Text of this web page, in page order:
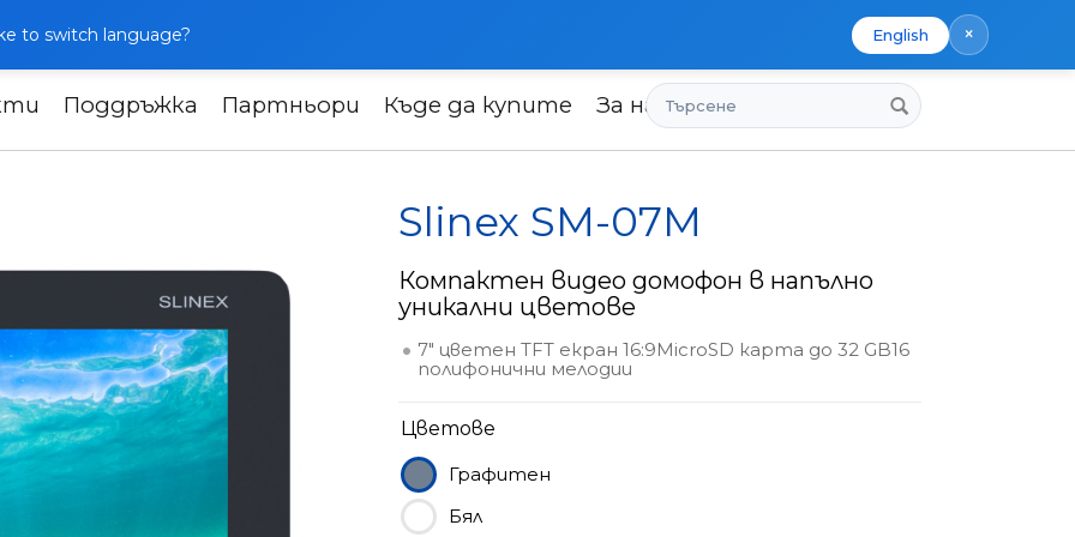
to switch language? English ×
Поддръжка Партньори Къде да купите За насТърсене
Slinex SM-07M
Slinex SM-07M
Компактен видео домофон в напълно
уникални цветове
7" цветен TFT екран 16:9MicroSD карта до 32 GB16
полифонични мелодии
Цветове
Графитен
Бял